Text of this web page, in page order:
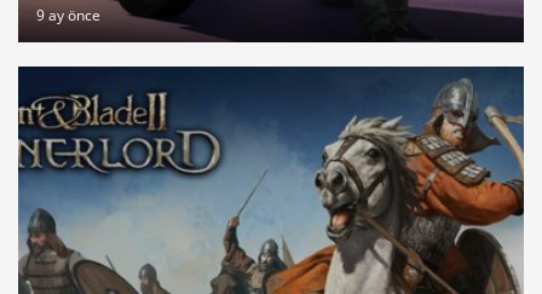
9 ay önce